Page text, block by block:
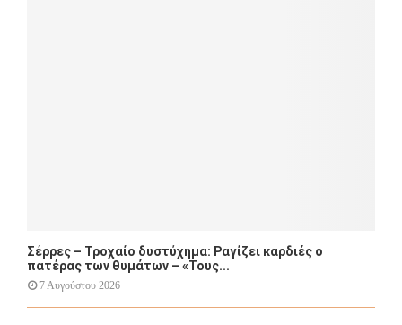
Σέρρες – Τροχαίο δυστύχημα: Ραγίζει καρδιές ο
πατέρας των θυμάτων – «Τους...
7 Αυγούστου 2026